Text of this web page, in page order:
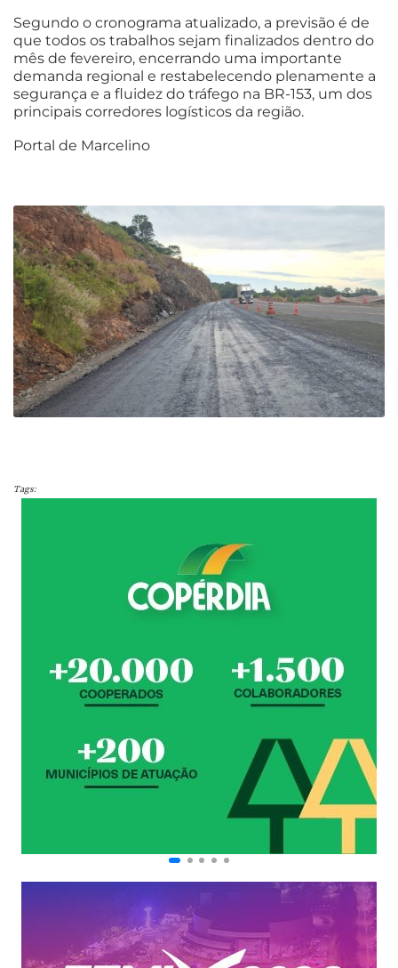
Segundo o cronograma atualizado, a previsão é de
que todos os trabalhos sejam finalizados dentro do
mês de fevereiro, encerrando uma importante
demanda regional e restabelecendo plenamente a
segurança e a fluidez do tráfego na BR-153, um dos
principais corredores logísticos da região.
Portal de Marcelino
Tags: